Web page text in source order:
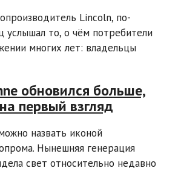
Lincoln, по-
услышал то, о чём потребители
многих лет: владельцы
обновился больше,
первый взгляд
назвать иконой
Нынешняя генерация
свет относительно недавно